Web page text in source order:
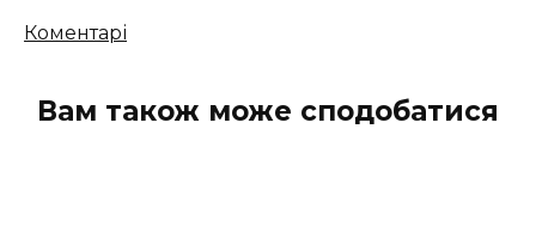
Кількість
Коментарі
Вам також може сподобатися